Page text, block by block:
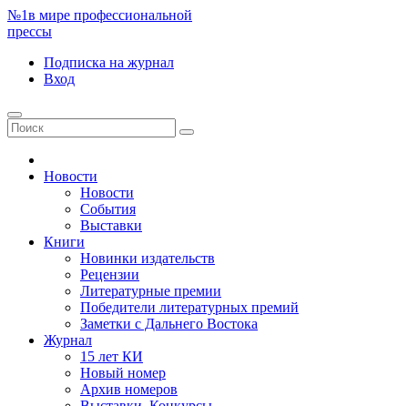
№1в мире профессиональной
прессы
Подписка на журнал
Вход
Новости
Новости
События
Выставки
Книги
Новинки издательств
Рецензии
Литературные премии
Победители литературных премий
Заметки с Дальнего Востока
Журнал
15 лет КИ
Новый номер
Архив номеров